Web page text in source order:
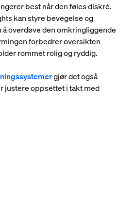
best når den føles diskré.
kan styre bevegelse og
overdøve den omkringliggende
forbedrer oversikten
rommet rolig og ryddig.
gjør det også
justere oppsettet i takt med